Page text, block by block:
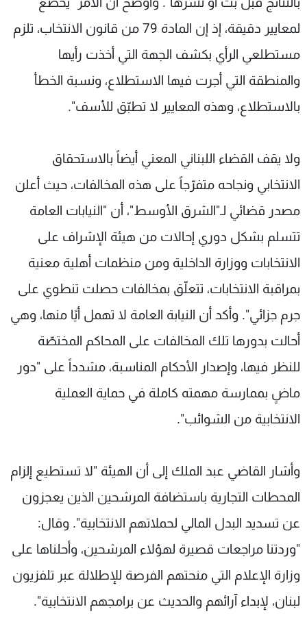
لمعايير دقيقة، إذ إن المادة 79 من قانون الانتخاب، تلزم
مستطلعي الرأي بكشف الجهة التي أخذت رأيها
والمنطقة التي أجرت فيها الاستطلاع، ونسبة الخطأ
بالاستطلاع، وهذه المعايير لا تطبّق للأسف".
ولا يقف القضاء اللبناني المعني أيضاً بالاستحقاق
الانتخابي ونجاحه متفرّجاً على هذه المخالفات، حيث أعلن
مصدر قضائي لـ"الشرق الأوسط"، أن "النيابات العامة
تتسلم بشكل دوري إحالات من هيئة الإشراف على
الانتخابات ووزارة الداخلية ومن منظمات أهلية معنية
بمراقبة الانتخابات، تتعلّق بمخالفات حصلت تنطوي على
جرم جزائي". وأكد أن النيابة العامة لا تهمل أيًا منها، وهي
أحالت بدورها تلك المخالفات على المحاكم المختصّة
للنظر فيها، وإصدار الأحكام المناسبة، مشدداً على "دور
ماضٍ بممارسة مهمته كاملة في حماية العملية
الانتخابية من الشوائب".
وأشار القاضي عبد الملك إلى أن الهيئة "لا تستطيع إلزام
المحطات التجارية باستضافة المرشحين الذين يعجزون
عن تسديد البدل المالي لحملاتهم الانتخابية". وقال:
"وردتنا مراجعات قصيرة لهؤلاء المرشحين، وأحلناها على
وزارة الإعلام التي منحتهم الفرصة للإطلالة عبر تلفزيون
لبنان، لإبداء آرائهم والحديث عن برامجهم الانتخابية".